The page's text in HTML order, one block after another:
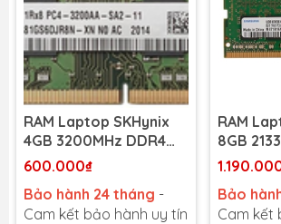
RAM Laptop SKHynix
4GB 3200MHz DDR4
(1x4GB) (NEW)
600.000₫
Bảo hành 24 tháng -
Cam kết bảo hành uy tín
RAM
8GB
(1x8GB)
Bảo
Cam kết